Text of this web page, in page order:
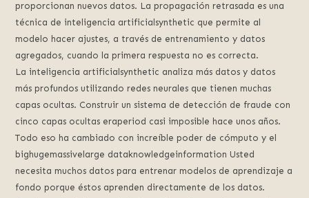
proporcionan nuevos datos. La propagación retrasada es una
técnica de inteligencia artificialsynthetic que permite al
modelo hacer ajustes, a través de entrenamiento y datos
agregados, cuando la primera respuesta no es correcta.
La inteligencia artificialsynthetic analiza más datos y datos
más profundos utilizando redes neurales que tienen muchas
capas ocultas. Construir un sistema de detección de fraude con
cinco capas ocultas eraperiod casi imposible hace unos años.
Todo eso ha cambiado con increíble poder de cómputo y el
bighugemassivelarge dataknowledgeinformation Usted
necesita muchos datos para entrenar modelos de aprendizaje a
fondo porque éstos aprenden directamente de los datos.